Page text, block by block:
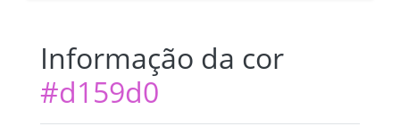
Informação da cor
#d159d0